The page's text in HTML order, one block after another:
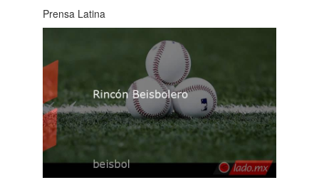
Prensa Latina